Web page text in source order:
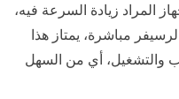
المراد زيادة السرعة فيه،
مباشرة، يمتاز هذا
والتشغيل، أي من السهل